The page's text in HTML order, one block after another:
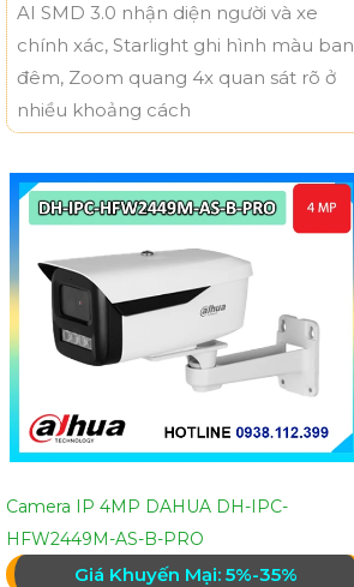
AI SMD 3.0 nhận diện người và xe
chính xác, Starlight ghi hình màu ban
đêm, Zoom quang 4x quan sát rõ ở
nhiều khoảng cách
Camera IP 4MP DAHUA DH-IPC-
HFW2449M-AS-B-PRO
Giá Khuyến Mại: 5%-35%